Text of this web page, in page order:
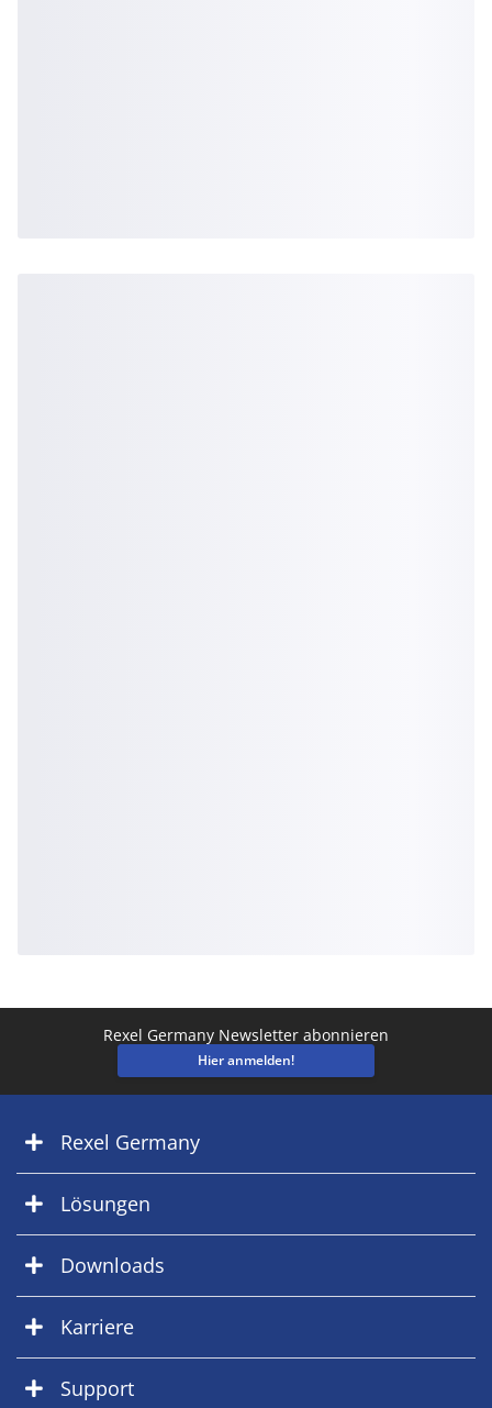
Rexel Germany Newsletter abonnieren
Hier anmelden!
Rexel Germany
Lösungen
Downloads
Karriere
Support